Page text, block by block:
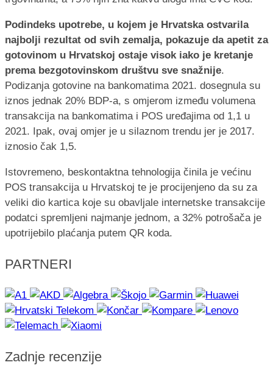
Podindeks upotrebe, u kojem je Hrvatska ostvarila
najbolji rezultat od svih zemalja, pokazuje da apetit za
gotovinom u Hrvatskoj ostaje visok iako je kretanje
prema bezgotovinskom društvu sve snažnije.
Podizanja gotovine na bankomatima 2021. dosegnula su
iznos jednak 20% BDP-a, s omjerom između volumena
transakcija na bankomatima i POS uređajima od 1,1 u
2021. Ipak, ovaj omjer je u silaznom trendu jer je 2017.
iznosio čak 1,5.
Istovremeno, beskontaktna tehnologija činila je većinu
POS transakcija u Hrvatskoj te je procijenjeno da su za
veliki dio kartica koje su obavljale internetske transakcije
podatci spremljeni najmanje jednom, a 32% potrošača je
upotrijebilo plaćanja putem QR koda.
PARTNERI
Zadnje recenzije